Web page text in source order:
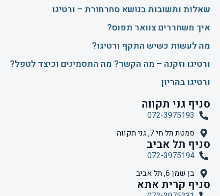
שאלות ותשובות בנושא סחרחורת – ורטיגו
איך משחררים צוואר תפוס?
​מה לעשות כשיש התקף ורטיגו?
ורטיגו וזקנה – מה הקשר? מה התסמינים וכיצד לטפל?
ורטיגו בהריון
סניף גני תקווה
072-3975193
סמטת תל חי 7, גני תקווה
סניף תל אביב
072-3975194
בן שמן 6, תל אביב
סניף קרית אתא